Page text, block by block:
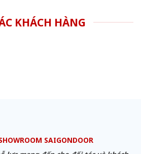
KHÁCH HÀNG
SAIGONDOOR